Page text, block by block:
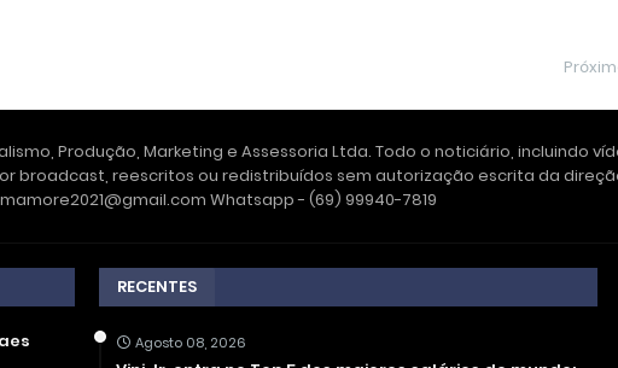
Produção, Marketing e Assessoria Ltda. Todo o noticiário, incluindo
broadcast, reescritos ou redistribuídos sem autorização escrita da
Whatsapp - (69) 99940-7819
RECENTES
Agosto 08, 2026